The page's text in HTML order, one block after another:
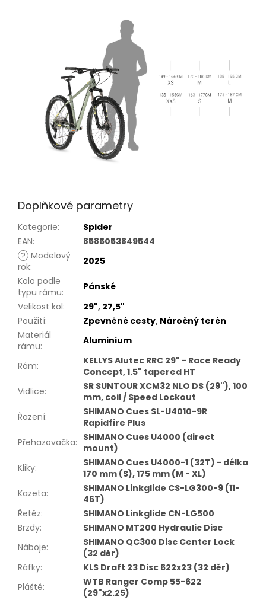
Doplňkové parametry
Kategorie:
Spider
EAN:
8585053849544
? Modelový
rok:
2025
Kolo podle
typu rámu:
Pánské
Velikost kol: 29", 27,5"
Použití: Zpevněné cesty, Náročný terén
Materiál
rámu: Aluminium
Rám:
KELLYS Alutec RRC 29" - Race Ready
Concept, 1.5" tapered HT
Vidlice:
SR SUNTOUR XCM32 NLO DS (29"), 100
mm, coil / Speed Lockout
Řazení:
SHIMANO Cues SL-U4010-9R
Rapidfire Plus
Přehazovačka: SHIMANO Cues U4000 (direct
mount)
Kliky:
SHIMANO Cues U4000-1 (32T) - délka
170 mm (S), 175 mm (M - XL)
Kazeta:
SHIMANO Linkglide CS-LG300-9 (11-
46T)
Řetěz:
SHIMANO Linkglide CN-LG500
Brzdy:
SHIMANO MT200 Hydraulic Disc
Náboje:
SHIMANO QC300 Disc Center Lock
(32 děr)
Ráfky:
KLS Draft 23 Disc 622x23 (32 děr)
Pláště:
WTB Ranger Comp 55-622
(29"x2.25)